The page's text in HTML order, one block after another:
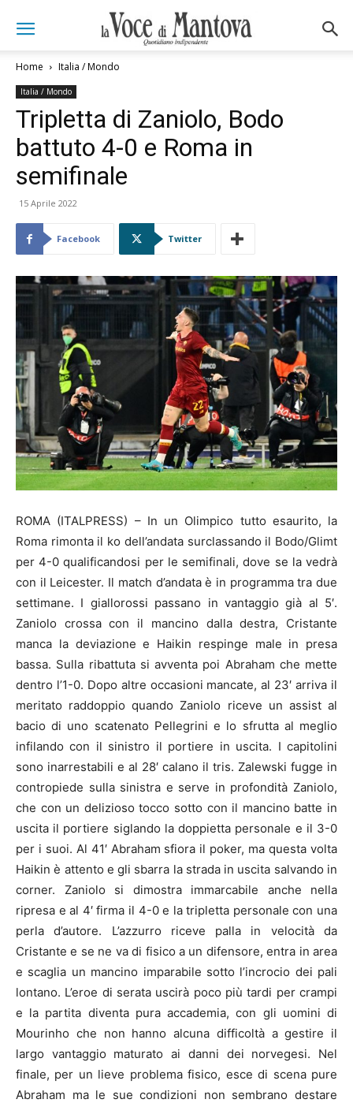
Home Italia / Mondo
Italia / Mondo
Tripletta di Zaniolo, Bodo
battuto 4-0 e Roma in
semifinale
15 Aprile 2022
Facebook Twitter
ROMA (ITALPRESS) – In un Olimpico tutto esaurito, la
Roma rimonta il ko dell’andata surclassando il Bodo/Glimt
per 4-0 qualificandosi per le semifinali, dove se la vedrà
con il Leicester. Il match d’andata è in programma tra due
settimane. I giallorossi passano in vantaggio già al 5′.
Zaniolo crossa con il mancino dalla destra, Cristante
manca la deviazione e Haikin respinge male in presa
bassa. Sulla ribattuta si avventa poi Abraham che mette
dentro l’1-0. Dopo altre occasioni mancate, al 23′ arriva il
meritato raddoppio quando Zaniolo riceve un assist al
bacio di uno scatenato Pellegrini e lo sfrutta al meglio
infilando con il sinistro il portiere in uscita. I capitolini
sono inarrestabili e al 28′ calano il tris. Zalewski fugge in
contropiede sulla sinistra e serve in profondità Zaniolo,
che con un delizioso tocco sotto con il mancino batte in
uscita il portiere siglando la doppietta personale e il 3-0
per i suoi. Al 41′ Abraham sfiora il poker, ma questa volta
Haikin è attento e gli sbarra la strada in uscita salvando in
corner. Zaniolo si dimostra immarcabile anche nella
ripresa e al 4′ firma il 4-0 e la tripletta personale con una
perla d’autore. L’azzurro riceve palla in velocità da
Cristante e se ne va di fisico a un difensore, entra in area
e scaglia un mancino imparabile sotto l’incrocio dei pali
lontano. L’eroe di serata uscirà poco più tardi per crampi
e la partita diventa pura accademia, con gli uomini di
Mourinho che non hanno alcuna difficoltà a gestire il
largo vantaggio maturato ai danni dei norvegesi. Nel
finale, per un lieve problema fisico, esce di scena pure
Abraham ma le sue condizioni non sembrano destare